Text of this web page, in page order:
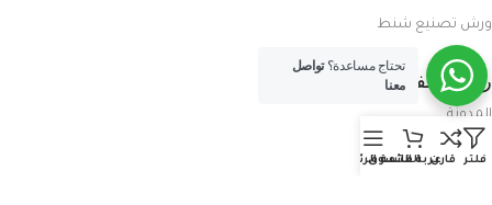
ورش تصنيع شنط
روابط مفيدة
المدونة
معلومات عنا
فلتر قارنعربة التسوق
القائمة الرئيسية
تحتاج مساعدة؟تواصل
معنا